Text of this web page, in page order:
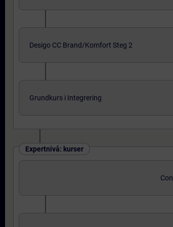
Desigo CC Brand/Komfort Steg 2
Grundkurs i Integrering
Expertnivå: kurser